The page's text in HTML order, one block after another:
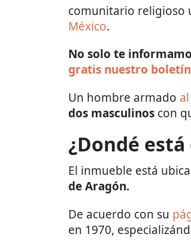
comunitario religioso
México.
No solo te
gratis nuestro
Un hombre armado
dos masculinos con
¿Dondé
El inmueble está
de Aragón.
De acuerdo con su
en 1970,